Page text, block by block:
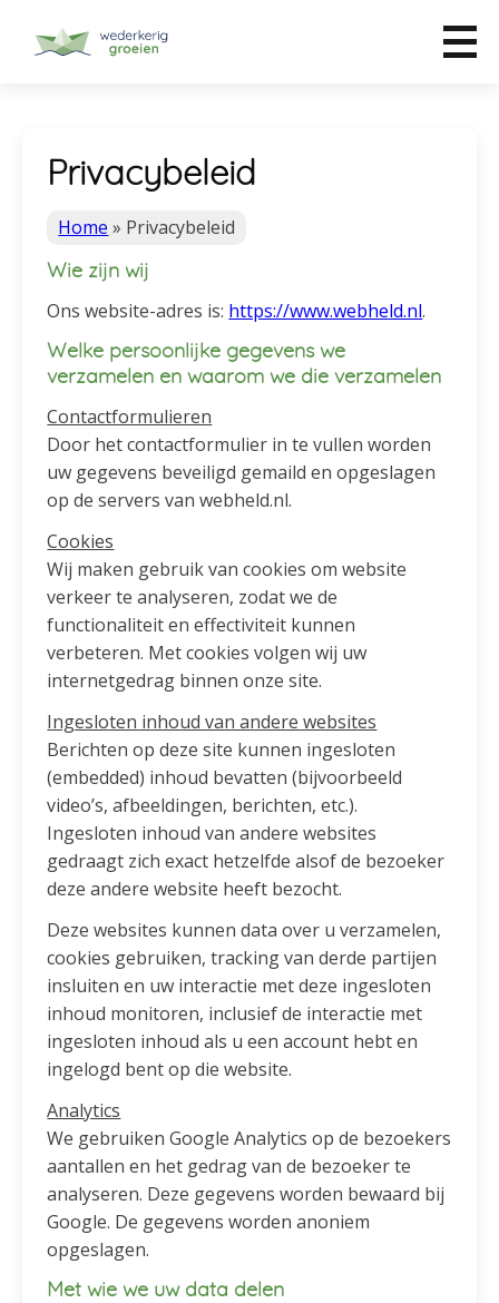
Privacybeleid
Home » Privacybeleid
Wie zijn wij
Ons website-adres is: https://www.webheld.nl.
Welke persoonlijke gegevens we
verzamelen en waarom we die verzamelen
Contactformulieren
Door het contactformulier in te vullen worden
uw gegevens beveiligd gemaild en opgeslagen
op de servers van webheld.nl.
Cookies
Wij maken gebruik van cookies om website
verkeer te analyseren, zodat we de
functionaliteit en effectiviteit kunnen
verbeteren. Met cookies volgen wij uw
internetgedrag binnen onze site.
Ingesloten inhoud van andere websites
Berichten op deze site kunnen ingesloten
(embedded) inhoud bevatten (bijvoorbeeld
video’s, afbeeldingen, berichten, etc.).
Ingesloten inhoud van andere websites
gedraagt zich exact hetzelfde alsof de bezoeker
deze andere website heeft bezocht.
Deze websites kunnen data over u verzamelen,
cookies gebruiken, tracking van derde partijen
insluiten en uw interactie met deze ingesloten
inhoud monitoren, inclusief de interactie met
ingesloten inhoud als u een account hebt en
ingelogd bent op die website.
Analytics
We gebruiken Google Analytics op de bezoekers
aantallen en het gedrag van de bezoeker te
analyseren. Deze gegevens worden bewaard bij
Google. De gegevens worden anoniem
opgeslagen.
Met wie we uw data delen